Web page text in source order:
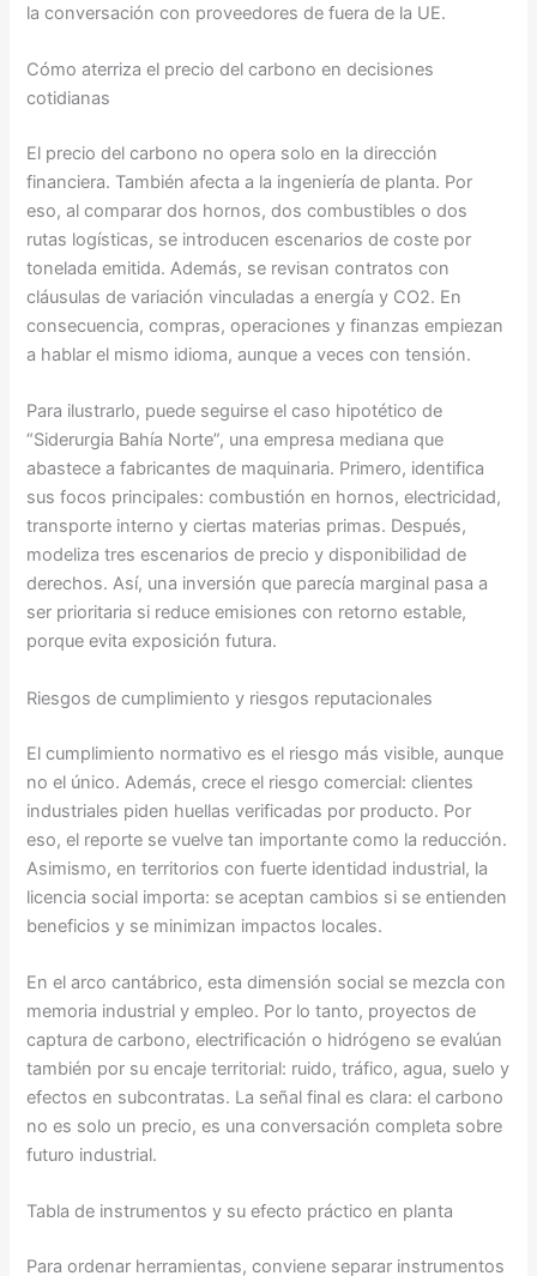
la conversación con proveedores de fuera de la UE.
Cómo aterriza el precio del carbono en decisiones
cotidianas
El precio del carbono no opera solo en la dirección
financiera. También afecta a la ingeniería de planta. Por
eso, al comparar dos hornos, dos combustibles o dos
rutas logísticas, se introducen escenarios de coste por
tonelada emitida. Además, se revisan contratos con
cláusulas de variación vinculadas a energía y CO2. En
consecuencia, compras, operaciones y finanzas empiezan
a hablar el mismo idioma, aunque a veces con tensión.
Para ilustrarlo, puede seguirse el caso hipotético de
“Siderurgia Bahía Norte”, una empresa mediana que
abastece a fabricantes de maquinaria. Primero, identifica
sus focos principales: combustión en hornos, electricidad,
transporte interno y ciertas materias primas. Después,
modeliza tres escenarios de precio y disponibilidad de
derechos. Así, una inversión que parecía marginal pasa a
ser prioritaria si reduce emisiones con retorno estable,
porque evita exposición futura.
Riesgos de cumplimiento y riesgos reputacionales
El cumplimiento normativo es el riesgo más visible, aunque
no el único. Además, crece el riesgo comercial: clientes
industriales piden huellas verificadas por producto. Por
eso, el reporte se vuelve tan importante como la reducción.
Asimismo, en territorios con fuerte identidad industrial, la
licencia social importa: se aceptan cambios si se entienden
beneficios y se minimizan impactos locales.
En el arco cantábrico, esta dimensión social se mezcla con
memoria industrial y empleo. Por lo tanto, proyectos de
captura de carbono, electrificación o hidrógeno se evalúan
también por su encaje territorial: ruido, tráfico, agua, suelo y
efectos en subcontratas. La señal final es clara: el carbono
no es solo un precio, es una conversación completa sobre
futuro industrial.
Tabla de instrumentos y su efecto práctico en planta
Para ordenar herramientas, conviene separar instrumentos